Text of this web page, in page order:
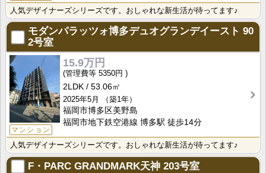
人気デザイナーズシリーズです。おしゃれな新生活が待ってます♪
モダンパラッツォ博多デュオグランデイースト 90
2号室
マンション
15.9万円
5350円
2LDK
53.06㎡
2025年5月
（築1年）
福岡市博多区美野島
福岡市地下鉄空港線 博多駅 徒歩14分
人気デザイナーズシリーズです。おしゃれな新生活が待ってます♪
F・PARC GRANDMARK天神 203号室